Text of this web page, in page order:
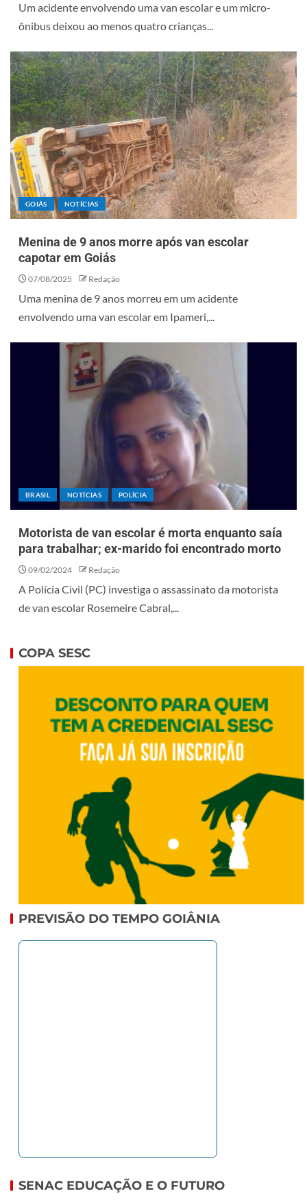
Um acidente envolvendo uma van escolar e um micro-
ônibus deixou ao menos quatro crianças...
GOIÁS NOTÍCIAS
Menina de 9 anos morre após van escolar
capotar em Goiás
07/08/2025 Redação
Uma menina de 9 anos morreu em um acidente
envolvendo uma van escolar em Ipameri,...
BRASIL NOTÍCIAS POLÍCIA
Motorista de van escolar é morta enquanto saía
para trabalhar; ex-marido foi encontrado morto
09/02/2024 Redação
A Polícia Civil (PC) investiga o assassinato da motorista
de van escolar Rosemeire Cabral,...
COPA SESC
PREVISÃO DO TEMPO GOIÂNIA
SENAC EDUCAÇÃO E O FUTURO